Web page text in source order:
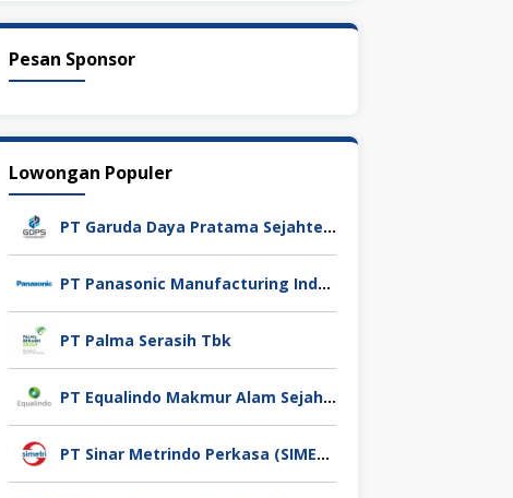
Pesan Sponsor
Lowongan Populer
PT Garuda Daya Pratama Sejahtera
PT Panasonic Manufacturing Indonesia
PT Palma Serasih Tbk
PT Equalindo Makmur Alam Sejahtera (Equalindo Group)
PT Sinar Metrindo Perkasa (SIMETRI)